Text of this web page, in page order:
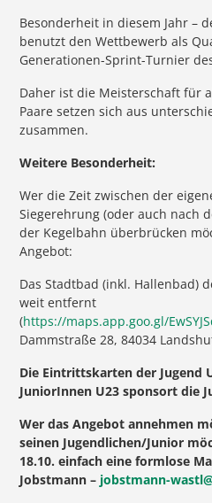
Besonderheit in diesem Jahr –
benutzt den Wettbewerb als
Generationen-Sprint-Turnier
Daher ist die Meisterschaft für
Paare setzen sich aus
zusammen.
Weitere Besonderheit:
Wer die Zeit zwischen der
Siegerehrung (oder auch nach
der Kegelbahn überbrücken
Angebot:
Das Stadtbad (inkl. Hallenbad)
weit entfernt
(https://maps.app.goo.gl/
Dammstraße 28, 84034
Die Eintrittskarten der Jugend
JuniorInnen U23 sponsort die
Wer das Angebot annehmen
seinen Jugendlichen/Junior
18.10. einfach eine formlose
Jobstmann – jobstmann-